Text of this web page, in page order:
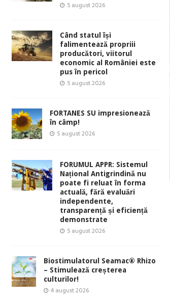
5 august 2026
Când statul își
falimentează propriii
producători, viitorul
economic al României este
pus în pericol
5 august 2026
FORTANES SU impresionează
în câmp!
5 august 2026
FORUMUL APPR: Sistemul
Național Antigrindină nu
poate fi reluat în forma
actuală, fără evaluări
independente,
transparență și eficiență
demonstrate
5 august 2026
Biostimulatorul Seamac® Rhizo
– Stimulează creșterea
culturilor!
4 august 2026